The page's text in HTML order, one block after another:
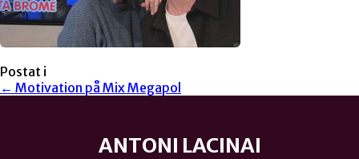
Postat i
← Motivation på Mix Megapol
ANTONI LACINAI